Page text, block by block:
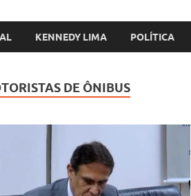
KENNEDY LIMA POLÍTICA
DE ÔNIBUS